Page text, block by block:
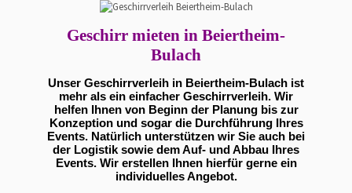
Geschirr mieten in Beiertheim-
Bulach
Unser Geschirrverleih in Beiertheim-Bulach ist
mehr als ein einfacher Geschirrverleih. Wir
helfen Ihnen von Beginn der Planung bis zur
Konzeption und sogar die Durchführung Ihres
Events. Natürlich unterstützen wir Sie auch bei
der Logistik sowie dem Auf- und Abbau Ihres
Events. Wir erstellen Ihnen hierfür gerne ein
individuelles Angebot.